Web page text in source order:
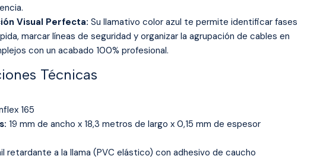
Visual Perfecta: Su llamativo color azul te permite identificar fases
marcar líneas de seguridad y organizar la agrupación de cables en
con un acabado 100% profesional.
Técnicas
165
19 mm de ancho x 18,3 metros de largo x 0,15 mm de espesor
retardante a la llama (PVC elástico) con adhesivo de caucho